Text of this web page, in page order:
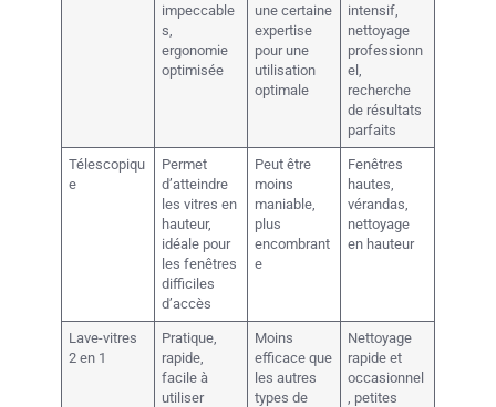
impeccable
s,
ergonomie
optimisée
une certaine
expertise
pour une
utilisation
optimale
intensif,
nettoyage
professionn
el,
recherche
de résultats
parfaits
Télescopiqu
e
Permet
d’atteindre
les vitres en
hauteur,
idéale pour
les fenêtres
difficiles
d’accès
Peut être
moins
maniable,
plus
encombrant
e
Fenêtres
hautes,
vérandas,
nettoyage
en hauteur
Lave-vitres
2 en 1
Pratique,
rapide,
facile à
utiliser
Moins
efficace que
les autres
types de
Nettoyage
rapide et
occasionnel
, petites